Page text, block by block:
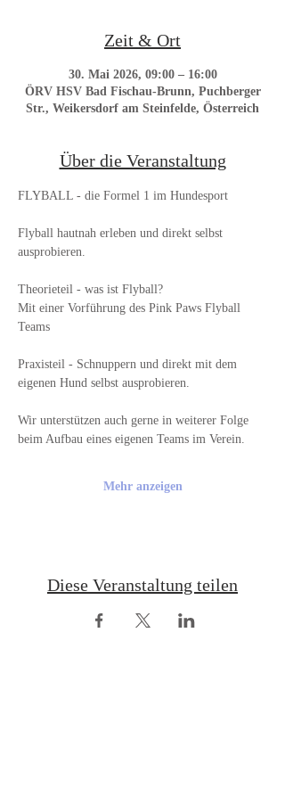
Zeit & Ort
30. Mai 2026, 09:00 – 16:00
ÖRV HSV Bad Fischau-Brunn, Puchberger
Str., Weikersdorf am Steinfelde, Österreich
Über die Veranstaltung
FLYBALL - die Formel 1 im Hundesport
Flyball hautnah erleben und direkt selbst
ausprobieren.
Theorieteil - was ist Flyball?
Mit einer Vorführung des Pink Paws Flyball
Teams
Praxisteil - Schnuppern und direkt mit dem
eigenen Hund selbst ausprobieren.
Wir unterstützen auch gerne in weiterer Folge
beim Aufbau eines eigenen Teams im Verein.
Mehr anzeigen
Diese Veranstaltung teilen